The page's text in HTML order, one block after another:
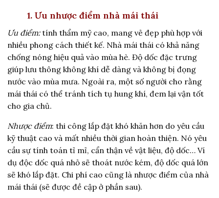
1. Ưu nhược điểm nhà mái thái
Ưu điểm:tính thẩm mỹ cao, mang vẻ đẹp phù hợp với
nhiều phong cách thiết kế. Nhà mái thái có khả năng
chống nóng hiệu quả vào mùa hè. Độ dốc đặc trưng
giúp lưu thông không khí dễ dàng và không bị đọng
nước vào mùa mưa. Ngoài ra, một số người cho rằng
mái thái có thể tránh tích tụ hung khí, đem lại vận tốt
cho gia chủ.
Nhược điểm: thi công lắp đặt khó khăn hơn do yêu cầu
kỹ thuật cao và mất nhiều thời gian hoàn thiện. Nó yêu
cầu sự tính toán tỉ mỉ, cẩn thận về vật liệu, độ dốc… Ví
dụ độc dốc quá nhỏ sẽ thoát nước kém, độ dốc quá lớn
sẽ khó lắp đặt. Chi phí cao cũng là nhược điểm của nhà
mái thái (sẽ được đề cập ở phần sau).